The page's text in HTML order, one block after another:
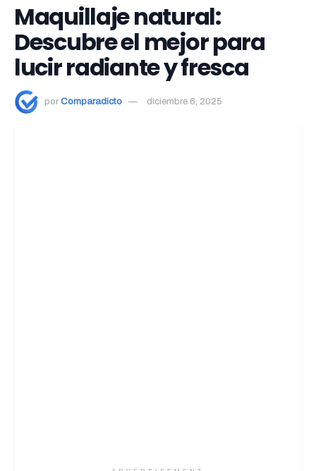
Maquillaje natural:
Descubre el mejor para
lucir radiante y fresca
por Comparadicto diciembre 6, 2025